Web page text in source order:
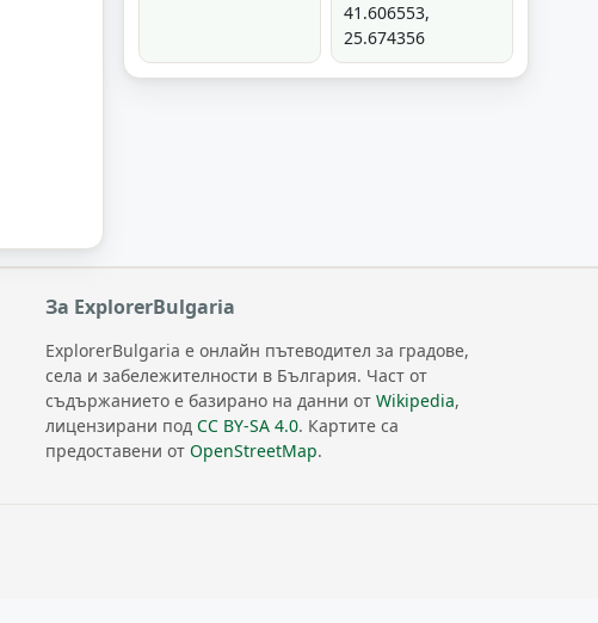
41.606553,
25.674356
За ExplorerBulgaria
ExplorerBulgaria е онлайн пътеводител за градове,
села и забележителности в България. Част от
съдържанието е базирано на данни отWikipedia,
лицензирани подCC BY-SA 4.0. Картите са
предоставени отOpenStreetMap.